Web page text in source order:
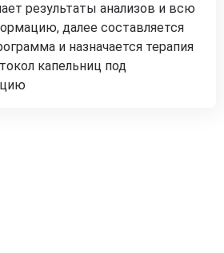
результаты анализов и всю
далее составляется
и назначается терапия
капельниц под